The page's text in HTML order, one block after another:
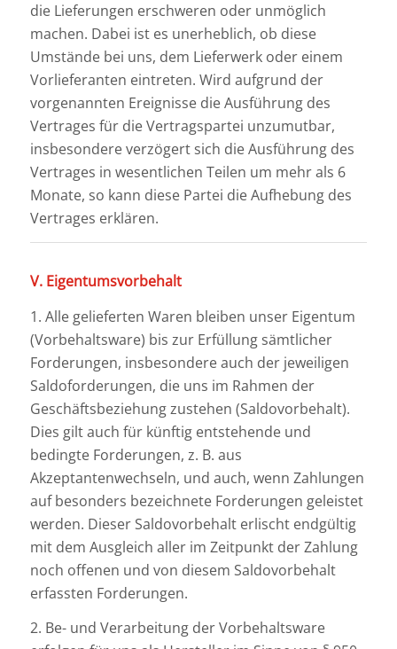
die Lieferungen erschweren oder unmöglich
machen. Dabei ist es unerheblich, ob diese
Umstände bei uns, dem Lieferwerk oder einem
Vorlieferanten eintreten. Wird aufgrund der
vorgenannten Ereignisse die Ausführung des
Vertrages für die Vertragspartei unzumutbar,
insbesondere verzögert sich die Ausführung des
Vertrages in wesentlichen Teilen um mehr als 6
Monate, so kann diese Partei die Aufhebung des
Vertrages erklären.
V. Eigentumsvorbehalt
1. Alle gelieferten Waren bleiben unser Eigentum
(Vorbehaltsware) bis zur Erfüllung sämtlicher
Forderungen, insbesondere auch der jeweiligen
Saldoforderungen, die uns im Rahmen der
Geschäftsbeziehung zustehen (Saldovorbehalt).
Dies gilt auch für künftig entstehende und
bedingte Forderungen, z. B. aus
Akzeptantenwechseln, und auch, wenn Zahlungen
auf besonders bezeichnete Forderungen geleistet
werden. Dieser Saldovorbehalt erlischt endgültig
mit dem Ausgleich aller im Zeitpunkt der Zahlung
noch offenen und von diesem Saldovorbehalt
erfassten Forderungen.
2. Be- und Verarbeitung der Vorbehaltsware